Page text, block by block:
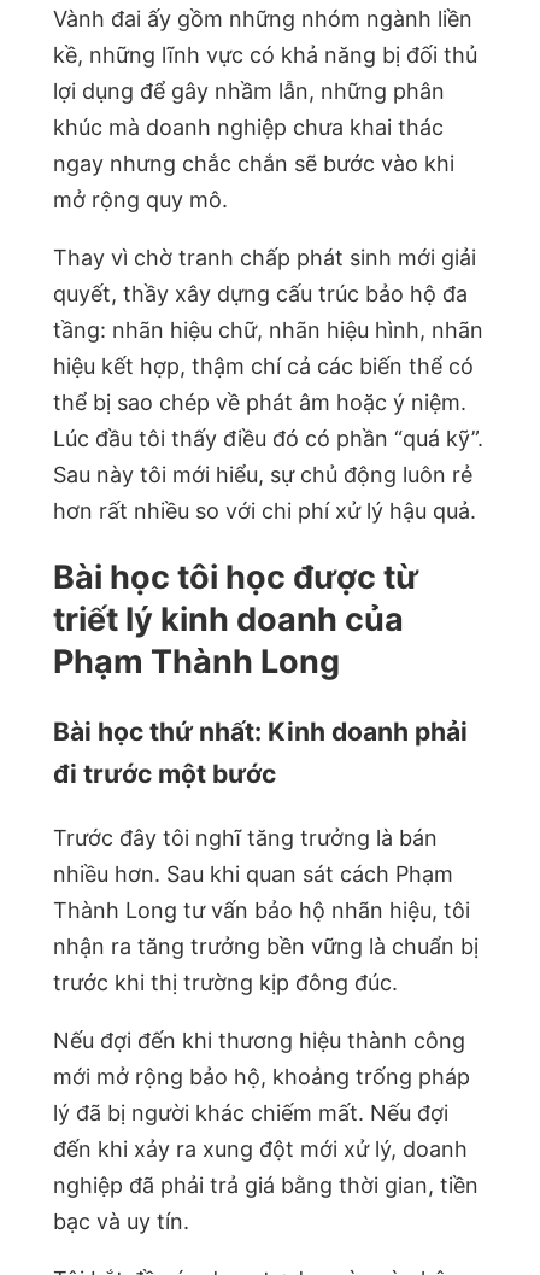
Vành đai ấy gồm những nhóm ngành liền
kề, những lĩnh vực có khả năng bị đối thủ
lợi dụng để gây nhầm lẫn, những phân
khúc mà doanh nghiệp chưa khai thác
ngay nhưng chắc chắn sẽ bước vào khi
mở rộng quy mô.
Thay vì chờ tranh chấp phát sinh mới giải
quyết, thầy xây dựng cấu trúc bảo hộ đa
tầng: nhãn hiệu chữ, nhãn hiệu hình, nhãn
hiệu kết hợp, thậm chí cả các biến thể có
thể bị sao chép về phát âm hoặc ý niệm.
Lúc đầu tôi thấy điều đó có phần “quá kỹ”.
Sau này tôi mới hiểu, sự chủ động luôn rẻ
hơn rất nhiều so với chi phí xử lý hậu quả.
Bài học tôi học được từ
triết lý kinh doanh của
Phạm Thành Long
Bài học thứ nhất: Kinh doanh phải
đi trước một bước
Trước đây tôi nghĩ tăng trưởng là bán
nhiều hơn. Sau khi quan sát cách Phạm
Thành Long tư vấn bảo hộ nhãn hiệu, tôi
nhận ra tăng trưởng bền vững là chuẩn bị
trước khi thị trường kịp đông đúc.
Nếu đợi đến khi thương hiệu thành công
mới mở rộng bảo hộ, khoảng trống pháp
lý đã bị người khác chiếm mất. Nếu đợi
đến khi xảy ra xung đột mới xử lý, doanh
nghiệp đã phải trả giá bằng thời gian, tiền
bạc và uy tín.